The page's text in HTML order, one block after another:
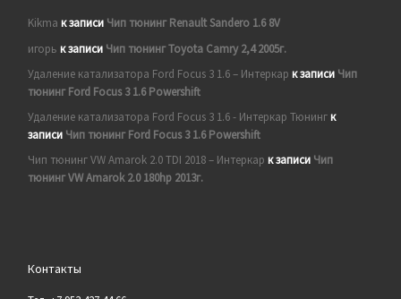
Kikma к записи Чип тюнинг Renault Sandero 1.6 8V
игорь к записи Чип тюнинг Toyota Camry 2,4 2005г.
Удаление катализатора Ford Focus 3 1.6 – Интеркар к записи Чип
тюнинг Ford Focus 3 1.6 Powershift
Удаление катализатора Ford Focus 3 1.6 - Интеркар Тюнингк
записи Чип тюнинг Ford Focus 3 1.6 Powershift
Чип тюнинг VW Amarok 2.0 TDI 2018 – Интеркар к записи Чип
тюнинг VW Amarok 2.0 180hp 2013г.
Контакты